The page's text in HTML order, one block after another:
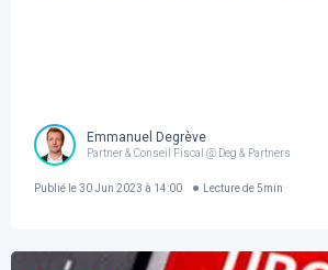
Emmanuel Degrève
Partner & Conseil Fiscal @ Deg & Partners
Publié le30 Jun 2023 à 14:00 Lecture de 5min